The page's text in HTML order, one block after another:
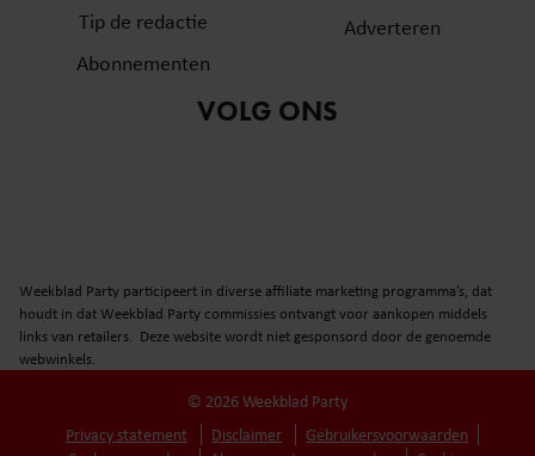
Tip de redactie
Abonnementen
Adverteren
VOLG ONS
Weekblad Party participeert in diverse affiliate marketing programma’s, dat
houdt in dat Weekblad Party commissies ontvangt voor aankopen middels
links van retailers. Deze website wordt niet gesponsord door de genoemde
webwinkels.
© 2026 Weekblad Party
Privacy statement
Disclaimer
Gebruikersvoorwaarden